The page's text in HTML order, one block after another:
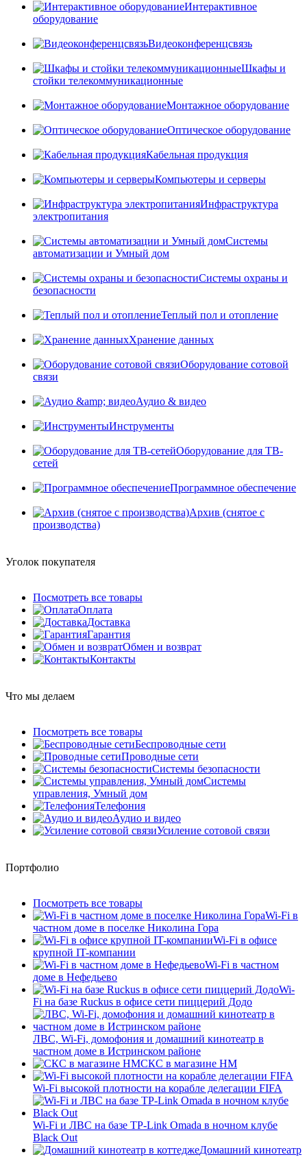
Интерактивное
оборудование
Видеоконференцсвязь
Шкафы и
стойки телекоммуникационные
Монтажное оборудование
Оптическое оборудование
Кабельная продукция
Компьютеры и серверы
Инфраструктура
электропитания
Системы
автоматизации и Умный дом
Системы охраны и
безопасности
Теплый пол и отопление
Хранение данных
Оборудование сотовой
связи
Аудио & видео
Инструменты
Оборудование для ТВ-
сетей
Программное обеспечение
Архив (снятое с
производства)
Уголок покупателя
Посмотреть все товары
Оплата
Доставка
Гарантия
Обмен и возврат
Контакты
Что мы делаем
Посмотреть все товары
Беспроводные сети
Проводные сети
Системы безопасности
Системы
управления, Умный дом
Телефония
Аудио и видео
Усиление сотовой связи
Портфолио
Посмотреть все товары
Wi-Fi в
частном доме в поселке Николина Гора
Wi-Fi в офисе
крупной IT-компании
Wi-Fi в частном
доме в Нефедьево
Wi-
Fi на базе Ruckus в офисе сети пиццерий Додо
ЛВС, Wi-Fi, домофония и домашний кинотеатр в
частном доме в Истринском районе
СКС в магазине HM
Wi-Fi высокой плотности на корабле делегации FIFA
Wi-Fi и ЛВС на базе TP-Link Omada в ночном клубе
Black Out
Домашний кинотеатр